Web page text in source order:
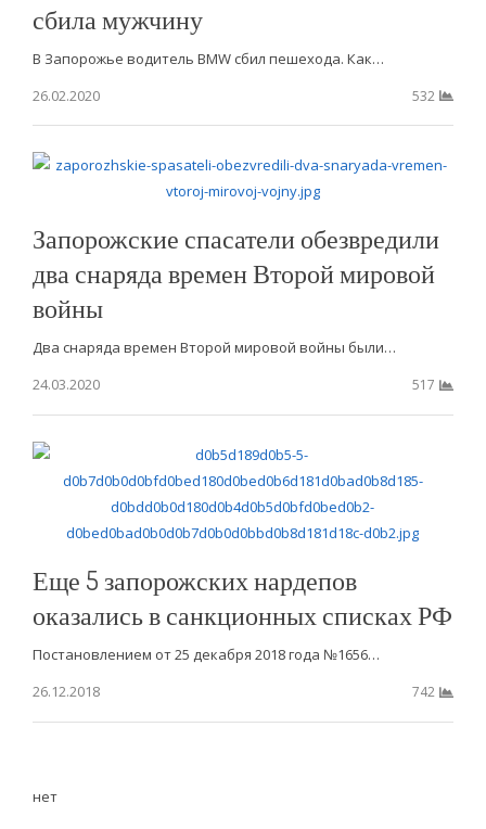
сбила мужчину
В Запорожье водитель BMW сбил пешехода. Как…
26.02.2020
532
Запорожские спасатели обезвредили
два снаряда времен Второй мировой
войны
Два снаряда времен Второй мировой войны были…
24.03.2020
517
Еще 5 запорожских нардепов
оказались в санкционных списках РФ
Постановлением от 25 декабря 2018 года №1656…
26.12.2018
742
нет